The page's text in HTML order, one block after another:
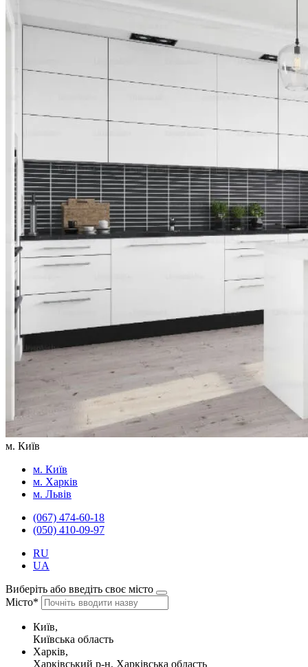
м. Київ
м. Київ
м. Харків
м. Львів
(067) 474-60-18
(050) 410-09-97
RU
UA
Виберіть або введіть своє місто
Місто*
Київ,
Київська область
Харків,
Харківський р-н, Харківська область